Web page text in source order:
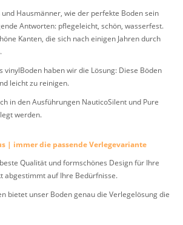
Hausmänner, wie der perfekte Boden sein
Antworten: pflegeleicht, schön, wasserfest.
Kanten, die sich nach einigen Jahren durch
vinylBoden haben wir die Lösung: Diese Böden
leicht zu reinigen.
in den Ausführungen NauticoSilent und Pure
werden.
| immer die passende Verlegevariante
Qualität und formschönes Design für Ihre
abgestimmt auf Ihre Bedürfnisse.
bietet unser Boden genau die Verlegelösung die